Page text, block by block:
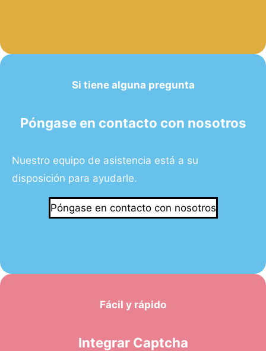
Si tiene alguna pregunta
Póngase en contacto con nosotros
Nuestro equipo de asistencia está a su
disposición para ayudarle.
Póngase en contacto con nosotros
Fácil y rápido
Integrar Captcha